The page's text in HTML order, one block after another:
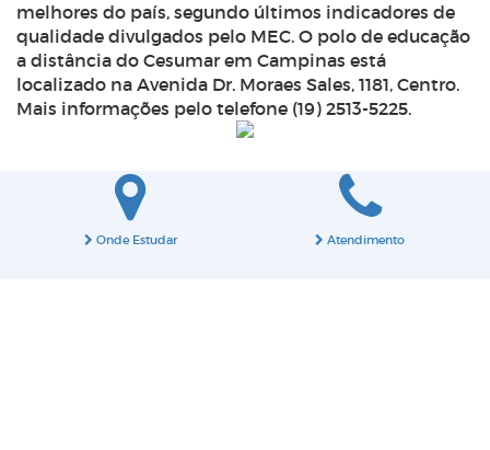
melhores do país, segundo últimos indicadores de
qualidade divulgados pelo MEC. O polo de educação
a distância do Cesumar em Campinas está
localizado na Avenida Dr. Moraes Sales, 1181, Centro.
Mais informações pelo telefone (19) 2513-5225.
Onde Estudar Atendimento